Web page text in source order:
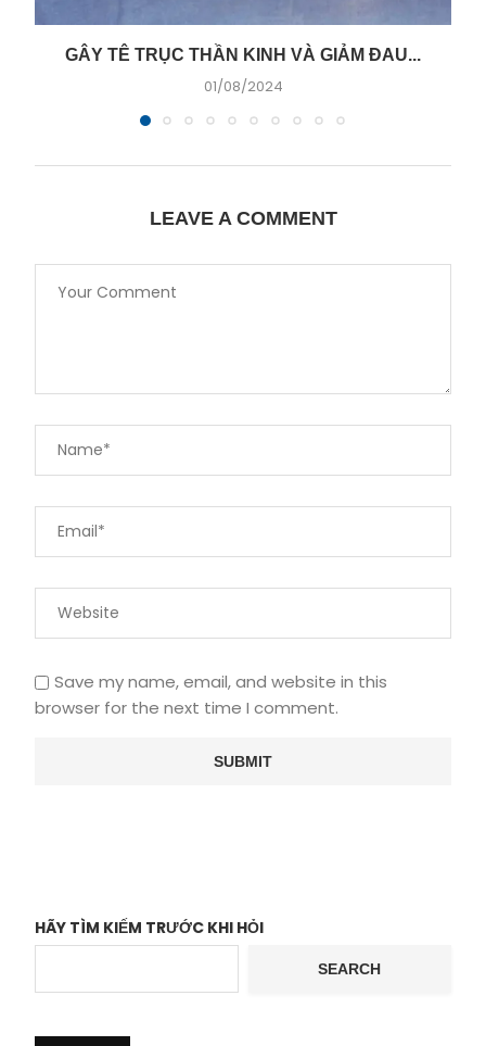
GÂY TÊ TRỤC THẦN KINH VÀ GIẢM ĐAU...
01/08/2024
LEAVE A COMMENT
Save my name, email, and website in this
browser for the next time I comment.
HÃY TÌM KIẾM TRƯỚC KHI HỎI
SEARCH